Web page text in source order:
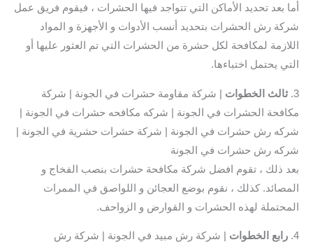
أما بعد تحديد الأماكن التي تتواجد فيها الحشرات ، فيقوم فريق عمل
شركة رش الحشرات بتحديد أنسب الأدوات و الأجهزة و المواد
اللازمة لمكافحة لكل حشرة من الحشرات التي تم العثور عليها أو
التي يحتمل اختباءها.
3. ثالث الخطوات | شركة مقاومة حشرات في الجونة | شركة
مكافحة الحشرات في الجونة | شركه مكافحه حشرات في الجونة |
شركه رش حشرات في الجونة | شركة حشرات حشرية في الجونة |
شركه رش حشرات في الجونة
بعد ذلك ، تقوم افضل شركة مكافحة حشرات بنصب الفخاج و
المصائد. كذلك ، نقوم بوضع العجائن و اللواصق في الممرات
المحتملة لهذه الحشرات و القوارض و الزواحف.
4. رابع الخطوات
| شركة رش مبيد في الجونة | شركة رش